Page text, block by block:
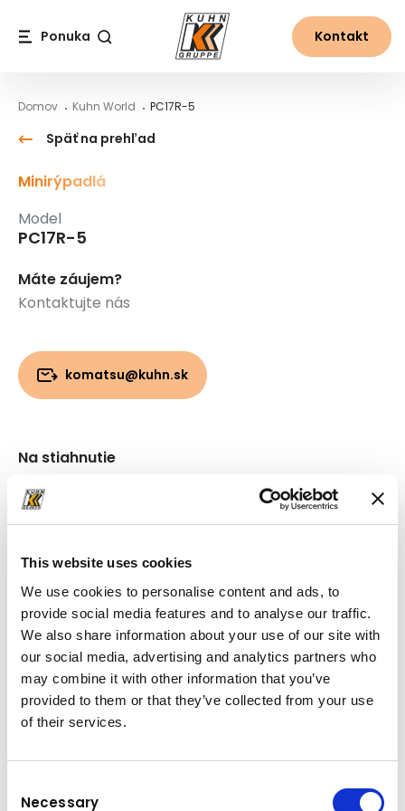
This website uses cookies
We use cookies to personalise content and ads, to
provide social media features and to analyse our traffic.
We also share information about your use of our site with
our social media, advertising and analytics partners who
may combine it with other information that you’ve
provided to them or that they’ve collected from your use
of their services.
Selection
Necessary
Ponuka
Vyhľadávanie
Kontakt
Domov Kuhn World PC17R-5
Späť na prehľad
Minirýpadlá
Model
PC17R-5
Máte záujem?
Kontaktujte nás
komatsu@kuhn.sk
Na stiahnutie
Priečinok